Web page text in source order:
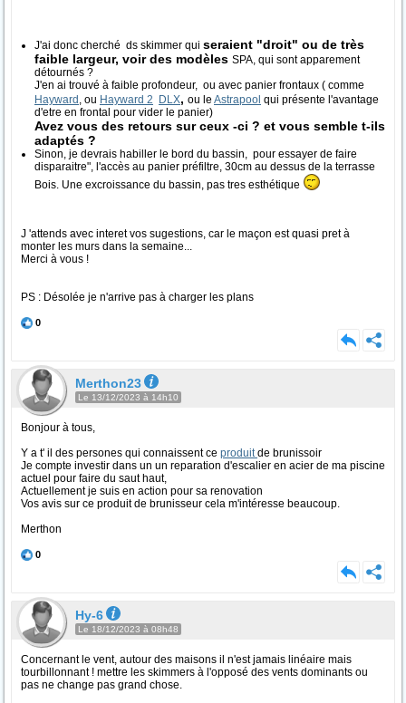
J'ai donc cherché ds skimmer qui seraient "droit" ou de très
faible largeur, voir des modèles SPA, qui sont apparement
détournés ?
J'en ai trouvé à faible profondeur, ou avec panier frontaux ( comme
Hayward , ou Hayward 2 DLX, ou le Astrapool qui présente l'avantage
d'etre en frontal pour vider le panier)
Avez vous des retours sur ceux -ci ? et vous semble t-ils
adaptés ?
Sinon, je devrais habiller le bord du bassin, pour essayer de faire
disparaitre", l'accès au panier préfiltre, 30cm au dessus de la terrasse
Bois. Une excroissance du bassin, pas tres esthétique
J 'attends avec interet vos sugestions, car le maçon est quasi pret à
monter les murs dans la semaine...
Merci à vous !
PS : Désolée je n'arrive pas à charger les plans
0
Merthon23
Le 13/12/2023 à 14h10
Bonjour à tous,
Y a t' il des persones qui connaissent ce produitde brunissoir
Je compte investir dans un un reparation d'escalier en acier de ma piscine
actuel pour faire du saut haut,
Actuellement je suis en action pour sa renovation
Vos avis sur ce produit de brunisseur cela m'intéresse beaucoup.
Merthon
0
Hy-6
Le 18/12/2023 à 08h48
Concernant le vent, autour des maisons il n'est jamais linéaire mais
tourbillonnant ! mettre les skimmers à l'opposé des vents dominants ou
pas ne change pas grand chose.